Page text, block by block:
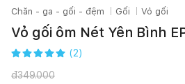
Chăn - ga - gối - đệm Gối Vỏ gối
Vỏ gối ôm Nét Yên Bình
(2)
đ349.000